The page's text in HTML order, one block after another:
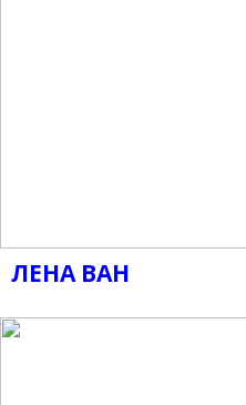
ЛЕНА ВАН